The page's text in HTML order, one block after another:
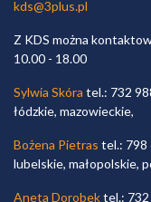
kds@3plus.pl
Z KDS można
10.00 - 18.00
Sylwia Skóra tel.: 732
łódzkie, mazowieckie,
Bożena Pietras tel.: 798
lubelskie, małopolskie,
Aneta Dorobektel.: